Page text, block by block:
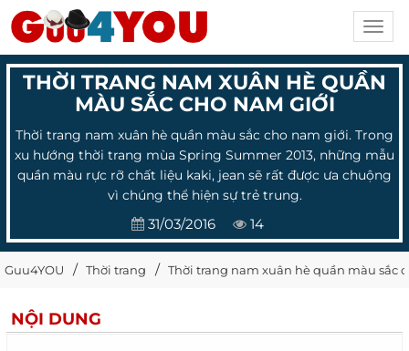
THỜI TRANG NAM XUÂN HÈ QUẦN
MÀU SẮC CHO NAM GIỚI
Thời trang nam xuân hè quần màu sắc cho nam giới. Trong
xu hướng thời trang mùa Spring Summer 2013, những mẫu
quần màu rực rỡ chất liệu kaki, jean sẽ rất được ưa chuộng
vì chúng thể hiện sự trẻ trung.
31/03/2016 14
Guu4YOU Thời trang Thời trang nam xuân hè quần màu sắc
NỘI DUNG